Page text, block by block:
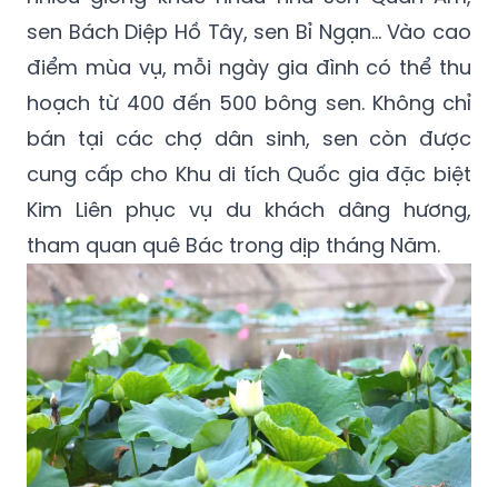
sen Bách Diệp Hồ Tây, sen Bỉ Ngạn… Vào cao
điểm mùa vụ, mỗi ngày gia đình có thể thu
hoạch từ 400 đến 500 bông sen. Không chỉ
bán tại các chợ dân sinh, sen còn được
cung cấp cho Khu di tích Quốc gia đặc biệt
Kim Liên phục vụ du khách dâng hương,
tham quan quê Bác trong dịp tháng Năm.